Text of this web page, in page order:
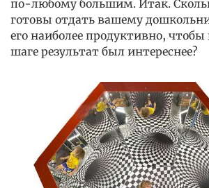
по-любому большим. Итак.
готовы отдать вашему
его наиболее продуктивно,
шаге результат был интереснее?